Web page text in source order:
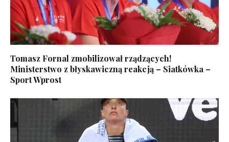
Tomasz Fornal zmobilizował rządzących!
Ministerstwo z błyskawiczną reakcją – Siatkówka –
Sport Wprost